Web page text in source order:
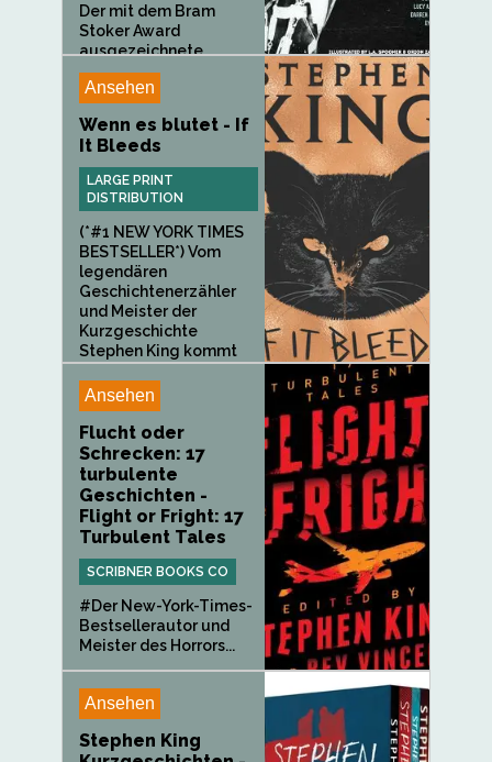
Der mit dem Bram
Stoker Award
ausgezeichnete...
Ansehen
Wenn es blutet - If
It Bleeds
LARGE PRINT
DISTRIBUTION
(*#1 NEW YORK TIMES
BESTSELLER*) Vom
legendären
Geschichtenerzähler
und Meister der
Kurzgeschichte
Stephen King kommt
außergewöhnliche...
Ansehen
Flucht oder
Schrecken: 17
turbulente
Geschichten -
Flight or Fright: 17
Turbulent Tales
SCRIBNER BOOKS CO
#Der New-York-Times-
Bestsellerautor und
Meister des Horrors...
Ansehen
Stephen King